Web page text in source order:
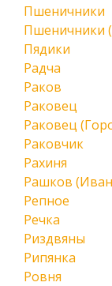
Пшеничники
Пшеничники
Пядики
Радча
Раков
Раковец
Раковец
Раковчик
Рахиня
Рашков
Репное
Речка
Риздвяны
Рипянка
Ровня